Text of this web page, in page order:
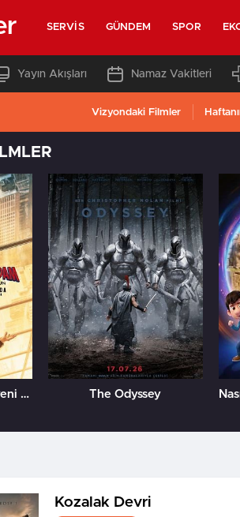
SERVIS GÜNDEM SPOR
Yayın Akışları Namaz Vakitleri
Vizyondaki Filmler
Örümcek-Adam: Yepyeni Bir Gün The Odyssey
Kozalak Devri